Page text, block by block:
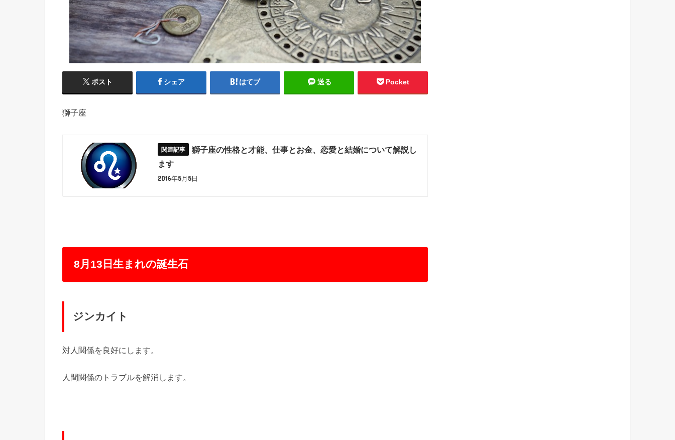
ポスト シェア はてブ 送る Pocket
獅子座
獅子座の性格と才能、仕事とお金、恋愛と結婚について解説し
ます
2016年5月5日
8月13日生まれの誕生石
ジンカイト
対人関係を良好にします。
人間関係のトラブルを解消します。